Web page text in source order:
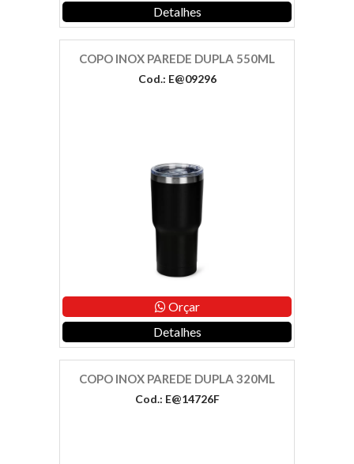
Detalhes
COPO INOX PAREDE DUPLA 550ML
Cod.: E@09296
Orçar
Detalhes
COPO INOX PAREDE DUPLA 320ML
Cod.: E@14726F